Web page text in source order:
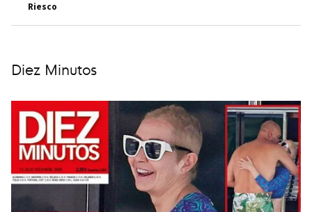
Riesco
Diez Minutos